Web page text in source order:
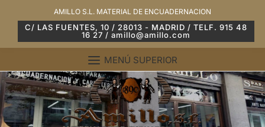
contenido
AMILLO S.L. MATERIAL DE ENCUADERNACION
C/ LAS FUENTES, 10 / 28013 - MADRID / TELF. 915 48
16 27 / amillo@amillo.com
MENÚ SUPERIOR